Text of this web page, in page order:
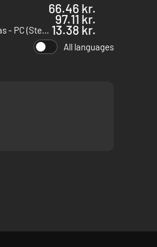
66.46 kr.
97.11 kr.
LostWinds 2: Winter of the Melodias - PC (Steam) 13.38 kr.
All languages